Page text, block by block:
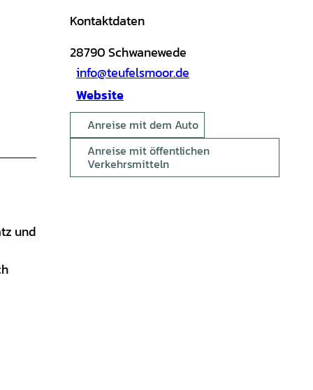
und
Kontaktdaten
28790Schwanewede
info@teufelsmoor.de
Website
Anreise mit dem Auto
Anreise mit öffentlichen
Verkehrsmitteln